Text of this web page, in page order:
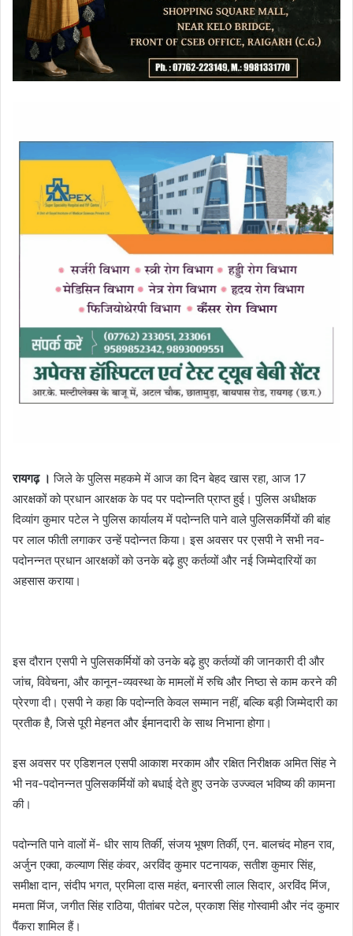
रायगढ़ । जिले के पुलिस महकमे में आज का दिन बेहद खास रहा, आज 17
आरक्षकों को प्रधान आरक्षक के पद पर पदोन्नति प्राप्त हुई। पुलिस अधीक्षक
दिव्यांग कुमार पटेल ने पुलिस कार्यालय में पदोन्नति पाने वाले पुलिसकर्मियों की बांह
पर लाल फीती लगाकर उन्हें पदोन्नत किया। इस अवसर पर एसपी ने सभी नव-
पदोनन्नत प्रधान आरक्षकों को उनके बढ़े हुए कर्तव्यों और नई जिम्मेदारियों का
अहसास कराया।
इस दौरान एसपी ने पुलिसकर्मियों को उनके बढ़े हुए कर्तव्यों की जानकारी दी और
जांच, विवेचना, और कानून-व्यवस्था के मामलों में रुचि और निष्ठा से काम करने की
प्रेरणा दी। एसपी ने कहा कि पदोन्नति केवल सम्मान नहीं, बल्कि बड़ी जिम्मेदारी का
प्रतीक है, जिसे पूरी मेहनत और ईमानदारी के साथ निभाना होगा।
इस अवसर पर एडिशनल एसपी आकाश मरकाम और रक्षित निरीक्षक अमित सिंह ने
भी नव-पदोनन्नत पुलिसकर्मियों को बधाई देते हुए उनके उज्ज्वल भविष्य की कामना
की।
पदोन्नति पाने वालों में- धीर साय तिर्की, संजय भूषण तिर्की, एन. बालचंद मोहन राव,
अर्जुन एक्वा, कल्याण सिंह कंवर, अरविंद कुमार पटनायक, सतीश कुमार सिंह,
समीक्षा दान, संदीप भगत, प्रमिला दास महंत, बनारसी लाल सिदार, अरविंद मिंज,
ममता मिंज, जगीत सिंह राठिया, पीतांबर पटेल, प्रकाश सिंह गोस्वामी और नंद कुमार
पैंकरा शामिल हैं।